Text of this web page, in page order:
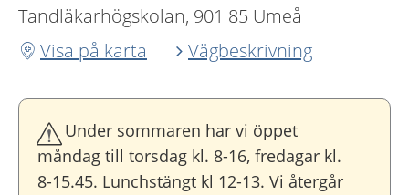
Tandläkarhögskolan, 901 85 Umeå
Visa på karta
Vägbeskrivning
Under sommaren har vi öppet
måndag till torsdag kl. 8-16, fredagar kl.
8-15.45. Lunchstängt kl 12-13. Vi återgår